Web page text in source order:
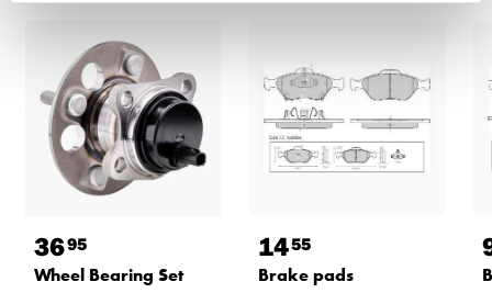
3695
Wheel Bearing Set
1455
Brake pads